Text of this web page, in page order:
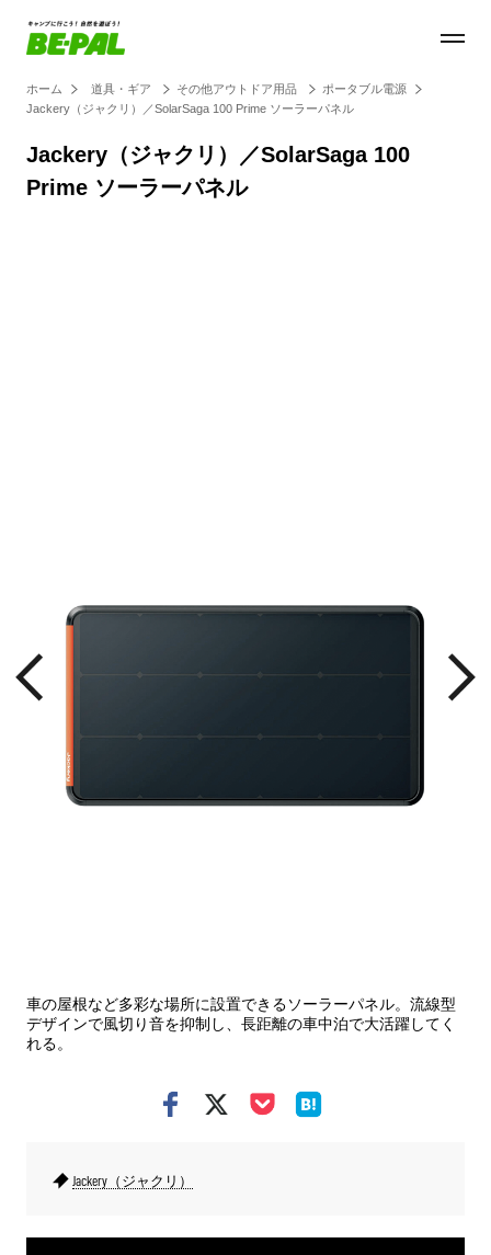
ホーム 道具・ギア その他アウトドア用品
ポータブル電源
Jackery（ジャクリ）／SolarSaga 100 Prime ソーラーパネル
Jackery（ジャクリ）／SolarSaga 100
Prime ソーラーパネル
車の屋根など多彩な場所に設置できるソーラーパネル。流線型
デザインで風切り音を抑制し、長距離の車中泊で大活躍してく
れる。
Jackery（ジャクリ）